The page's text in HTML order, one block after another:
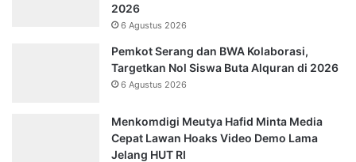
2026
6 Agustus 2026
Pemkot Serang dan BWA Kolaborasi,
Targetkan Nol Siswa Buta Alquran di 2026
6 Agustus 2026
Menkomdigi Meutya Hafid Minta Media
Cepat Lawan Hoaks Video Demo Lama
Jelang HUT RI